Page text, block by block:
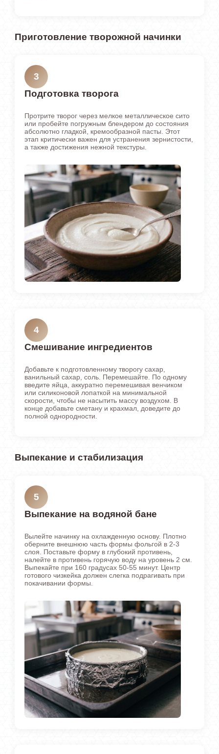
Приготовление творожной начинки
3
Подготовка творога
Протрите творог через мелкое металлическое сито
или пробейте погружным блендером до состояния
абсолютно гладкой, кремообразной пасты. Этот
этап критически важен для устранения зернистости,
а также достижения нежной текстуры.
4
Смешивание ингредиентов
Добавьте к подготовленному творогу сахар,
ванильный сахар, соль. Перемешайте. По одному
введите яйца, аккуратно перемешивая венчиком
или силиконовой лопаткой на минимальной
скорости, чтобы не насытить массу воздухом. В
конце добавьте сметану и крахмал, доведите до
полной однородности.
Выпекание и стабилизация
5
Выпекание на водяной бане
Вылейте начинку на охлажденную основу. Плотно
оберните внешнюю часть формы фольгой в 2-3
слоя. Поставьте форму в глубокий противень,
налейте в противень горячую воду на уровень 2 см.
Выпекайте при 160 градусах 50-55 минут. Центр
готового чизкейка должен слегка подрагивать при
покачивании формы.